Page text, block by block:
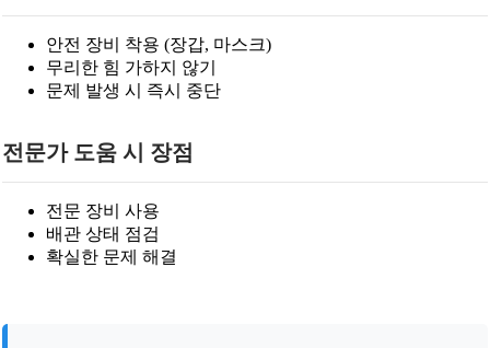
안전 장비 착용 (장갑, 마스크)
무리한 힘 가하지 않기
문제 발생 시 즉시 중단
전문가 도움 시 장점
전문 장비 사용
배관 상태 점검
확실한 문제 해결